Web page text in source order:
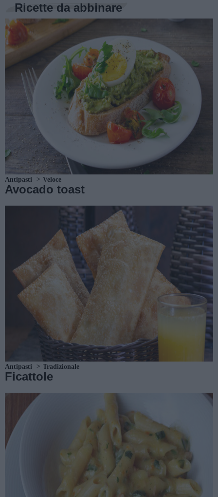
Ricette da abbinare
Antipasti Veloce
Avocado toast
Antipasti Tradizionale
Ficattole